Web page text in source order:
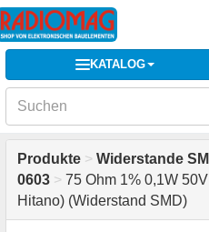
KATALOG
Produkte > Widerstande
0603 > 75 Ohm 1% 0,1W
Hitano) (Widerstand SMD)